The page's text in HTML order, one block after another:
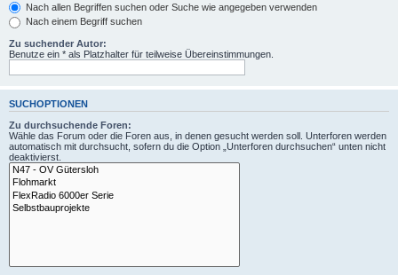
Nach allen Begriffen suchen oder Suche wie angegeben verwenden
Nach einem Begriff suchen
Zu suchender Autor:
Benutze ein * als Platzhalter für teilweise Übereinstimmungen.
SUCHOPTIONEN
Zu durchsuchende Foren:
Wähle das Forum oder die Foren aus, in denen gesucht werden soll. Unterforen werden
automatisch mit durchsucht, sofern du die Option „Unterforen durchsuchen“ unten nicht
deaktivierst.